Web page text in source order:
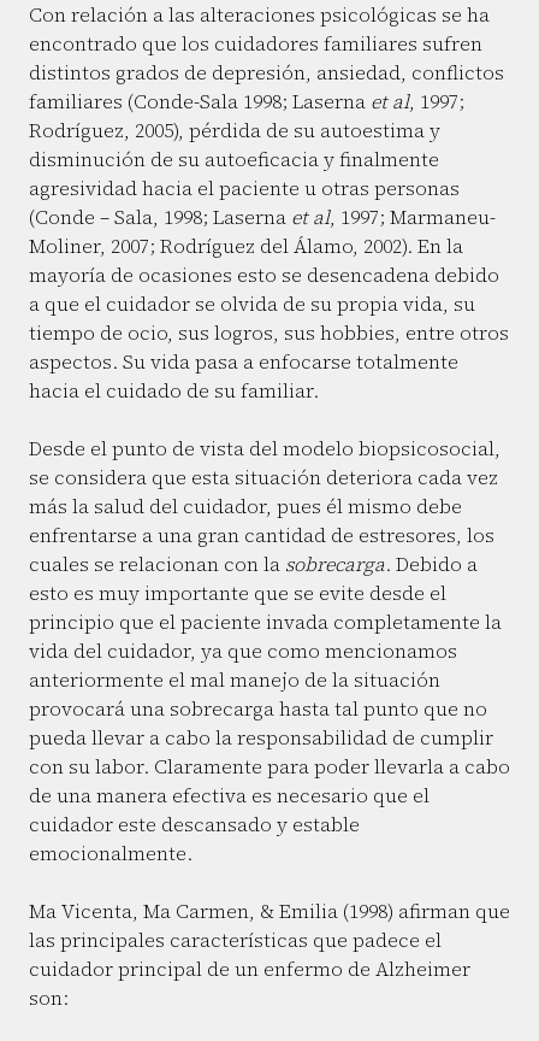
Con relación a las alteraciones psicológicas se ha
encontrado que los cuidadores familiares sufren
distintos grados de depresión, ansiedad, conflictos
familiares (Conde-Sala 1998; Laserna et al, 1997;
Rodríguez, 2005), pérdida de su autoestima y
disminución de su autoeficacia y finalmente
agresividad hacia el paciente u otras personas
(Conde – Sala, 1998; Laserna et al, 1997; Marmaneu-
Moliner, 2007; Rodríguez del Álamo, 2002). En la
mayoría de ocasiones esto se desencadena debido
a que el cuidador se olvida de su propia vida, su
tiempo de ocio, sus logros, sus hobbies, entre otros
aspectos. Su vida pasa a enfocarse totalmente
hacia el cuidado de su familiar.
Desde el punto de vista del modelo biopsicosocial,
se considera que esta situación deteriora cada vez
más la salud del cuidador, pues él mismo debe
enfrentarse a una gran cantidad de estresores, los
cuales se relacionan con la sobrecarga. Debido a
esto es muy importante que se evite desde el
principio que el paciente invada completamente la
vida del cuidador, ya que como mencionamos
anteriormente el mal manejo de la situación
provocará una sobrecarga hasta tal punto que no
pueda llevar a cabo la responsabilidad de cumplir
con su labor. Claramente para poder llevarla a cabo
de una manera efectiva es necesario que el
cuidador este descansado y estable
emocionalmente.
Ma Vicenta, Ma Carmen, & Emilia (1998) afirman que
las principales características que padece el
cuidador principal de un enfermo de Alzheimer
son: